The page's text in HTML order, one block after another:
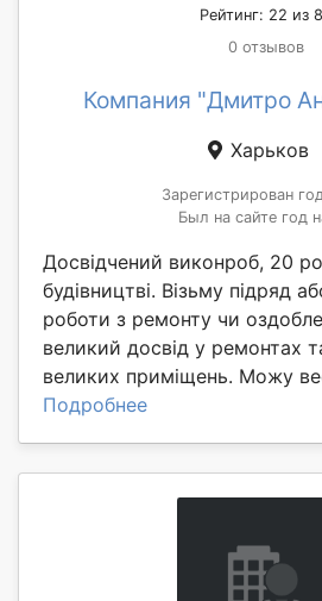
Рейтинг: 22 из
0 отзывов
Компания "Дмитро
Харьков
Зарегистрирован
Был на сайте год
Досвідчений виконроб, 20
будівництві. Візьму підряд
роботи з ремонту чи
великий досвід у ремонтах
великих приміщень. Можу
Подробнее